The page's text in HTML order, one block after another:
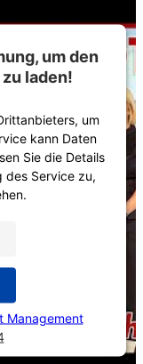
um den
laden!
um
kann Daten
Sie die Details
Service zu,
Management